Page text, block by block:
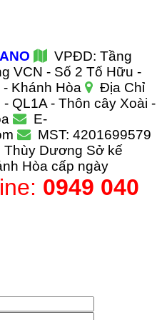
VPĐD: Tầng
VCN - Số 2 Tố Hữu -
Khánh Hòa
Địa Chỉ
QL1A - Thôn cây Xoài -
E-
MST: 4201699579
Thùy Dương Sở kế
Hòa cấp ngày
0949 040